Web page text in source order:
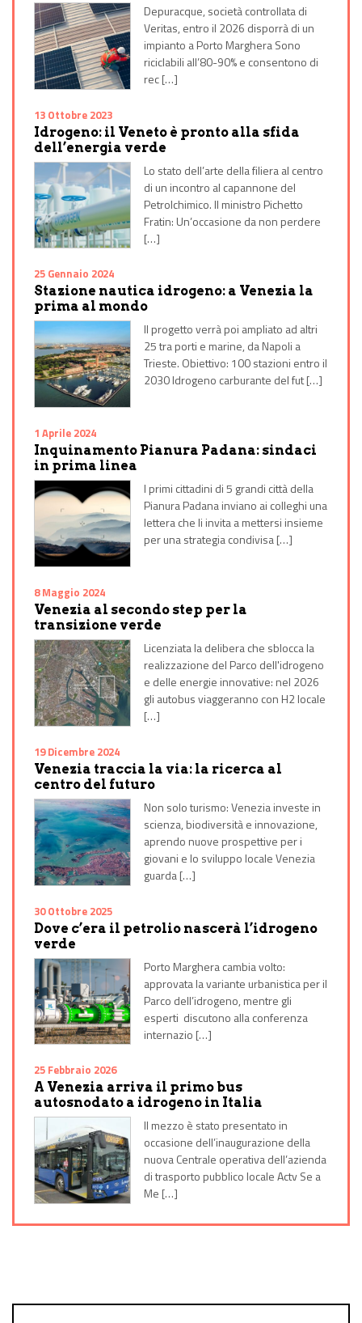
Depuracque, società controllata di
Veritas, entro il 2026 disporrà di un
impianto a Porto Marghera Sono
riciclabili all’80-90% e consentono di
rec […]
13 Ottobre 2023
Idrogeno: il Veneto è pronto alla sfida
dell’energia verde
Lo stato dell’arte della filiera al centro
di un incontro al capannone del
Petrolchimico. Il ministro Pichetto
Fratin: Un’occasione da non perdere
[…]
25 Gennaio 2024
Stazione nautica idrogeno: a Venezia la
prima al mondo
Il progetto verrà poi ampliato ad altri
25 tra porti e marine, da Napoli a
Trieste. Obiettivo: 100 stazioni entro il
2030 Idrogeno carburante del fut […]
1 Aprile 2024
Inquinamento Pianura Padana: sindaci
in prima linea
I primi cittadini di 5 grandi città della
Pianura Padana inviano ai colleghi una
lettera che li invita a mettersi insieme
per una strategia condivisa […]
8 Maggio 2024
Venezia al secondo step per la
transizione verde
Licenziata la delibera che sblocca la
realizzazione del Parco dell'idrogeno
e delle energie innovative: nel 2026
gli autobus viaggeranno con H2 locale
[…]
19 Dicembre 2024
Venezia traccia la via: la ricerca al
centro del futuro
Non solo turismo: Venezia investe in
scienza, biodiversità e innovazione,
aprendo nuove prospettive per i
giovani e lo sviluppo locale Venezia
guarda […]
30 Ottobre 2025
Dove c’era il petrolio nascerà l’idrogeno
verde
Porto Marghera cambia volto:
approvata la variante urbanistica per il
Parco dell’idrogeno, mentre gli
esperti discutono alla conferenza
internazio […]
25 Febbraio 2026
A Venezia arriva il primo bus
autosnodato a idrogeno in Italia
Il mezzo è stato presentato in
occasione dell’inaugurazione della
nuova Centrale operativa dell’azienda
di trasporto pubblico locale Actv Se a
Me […]